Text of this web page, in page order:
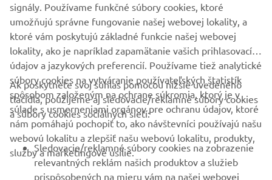
FIREMNÉ STRÁNKY
B2B
VIAC YAMAHA
signály. Používame funkčné súbory cookies, ktoré
umožňujú správne fungovanie našej webovej lokality, a
ktoré vám poskytujú základné funkcie našej webovej
lokality, ako je napríklad zapamätanie vašich prihlasovacích
údajov a jazykových preferencií. Používame tiež analytické
súbory cookies na vytváranie používateľských štatistík
spôsobom založeným na ochrane súkromia, ktorý je v
súlade s usmerneniami orgánov pre ochranu údajov, ktoré
nám pomáhajú pochopiť to, ako návštevníci používajú našu
webovú lokalitu a zlepšiť našu webovú lokalitu, produkty,
služby a marketingové úsilie.
Ak poskytnete svoj súhlas pomocou nižšie uvedeného
tlačidla, použijeme aj sledovacie/reklamné súbory cookies
a súbory cookies sociálnych sietí:
Sledovacie/reklamné súbory cookies na zobrazenie
relevantných reklám našich produktov a služieb
prispôsobených na mieru vám na našej webovej